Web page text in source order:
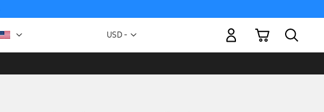
Moneda
USD -
Mi carrito